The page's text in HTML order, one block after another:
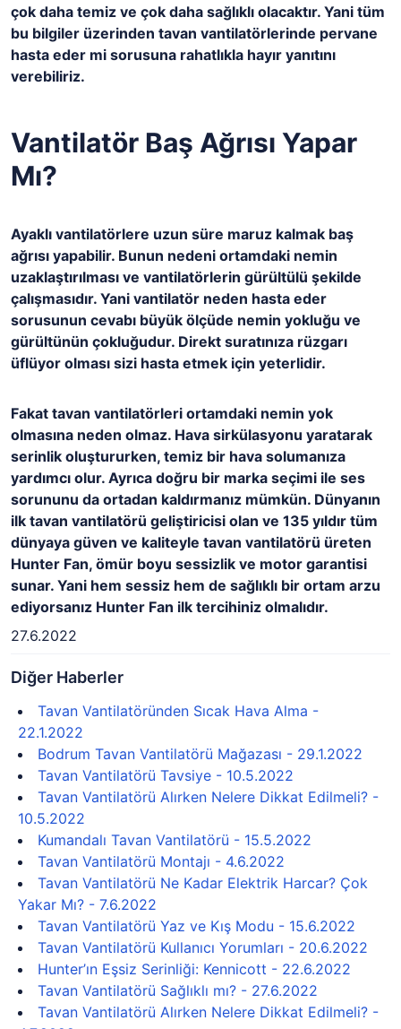
çok daha temiz ve çok daha sağlıklı olacaktır. Yani tüm
bu bilgiler üzerinden tavan vantilatörlerinde pervane
hasta eder mi sorusuna rahatlıkla hayır yanıtını
verebiliriz.
Vantilatör Baş Ağrısı Yapar
Mı?
Ayaklı vantilatörlere uzun süre maruz kalmak baş
ağrısı yapabilir. Bunun nedeni ortamdaki nemin
uzaklaştırılması ve vantilatörlerin gürültülü şekilde
çalışmasıdır. Yani vantilatör neden hasta eder
sorusunun cevabı büyük ölçüde nemin yokluğu ve
gürültünün çokluğudur. Direkt suratınıza rüzgarı
üflüyor olması sizi hasta etmek için yeterlidir.
Fakat tavan vantilatörleri ortamdaki nemin yok
olmasına neden olmaz. Hava sirkülasyonu yaratarak
serinlik oluştururken, temiz bir hava solumanıza
yardımcı olur. Ayrıca doğru bir marka seçimi ile ses
sorununu da ortadan kaldırmanız mümkün. Dünyanın
ilk tavan vantilatörü geliştiricisi olan ve 135 yıldır tüm
dünyaya güven ve kaliteyle tavan vantilatörü üreten
Hunter Fan, ömür boyu sessizlik ve motor garantisi
sunar. Yani hem sessiz hem de sağlıklı bir ortam arzu
ediyorsanız Hunter Fan ilk tercihiniz olmalıdır.
27.6.2022
Diğer Haberler
Tavan Vantilatöründen Sıcak Hava Alma -
22.1.2022
Bodrum Tavan Vantilatörü Mağazası - 29.1.2022
Tavan Vantilatörü Tavsiye - 10.5.2022
Tavan Vantilatörü Alırken Nelere Dikkat Edilmeli? -
10.5.2022
Kumandalı Tavan Vantilatörü - 15.5.2022
Tavan Vantilatörü Montajı - 4.6.2022
Tavan Vantilatörü Ne Kadar Elektrik Harcar? Çok
Yakar Mı? - 7.6.2022
Tavan Vantilatörü Yaz ve Kış Modu - 15.6.2022
Tavan Vantilatörü Kullanıcı Yorumları - 20.6.2022
Hunter’ın Eşsiz Serinliği: Kennicott - 22.6.2022
Tavan Vantilatörü Sağlıklı mı? - 27.6.2022
Tavan Vantilatörü Alırken Nelere Dikkat Edilmeli? -